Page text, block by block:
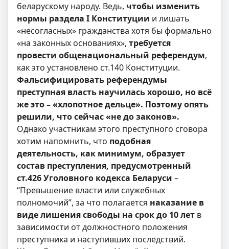
беларускому народу. Ведь, чтобы изменить
нормы раздела I Конституции и лишать
«несогласных» гражданства хотя бы формально
«на законных основаниях», требуется
провести общенациональный референдум,
как это установлено ст.140 Конституции.
Фальсифицировать референдумы
преступная власть научилась хорошо, но всё
же это – «хлопотное дельце». Поэтому опять
решили, что сейчас «не до законов».
Однако участникам этого преступного сговора
хотим напомнить, что подобная
деятельность, как минимум, образует
состав преступления, предусмотренный
ст.426 Уголовного кодекса Беларуси –
“Превышение власти или служебных
полномочий”, за что полагается наказание в
виде лишения свободы на срок до 10 лет в
зависимости от должностного положения
преступника и наступивших последствий.